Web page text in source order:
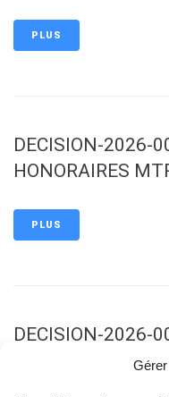
PLUS
DECISION-2026-
HONORAIRES
PLUS
DECISION-2026-
SYSTEME